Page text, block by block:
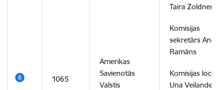
1065
Amerikas
Savienotās
Valstis
Taira Zoldnere
Komisijas
sekretārs
Ramāns
Komisijas
Una Veilande